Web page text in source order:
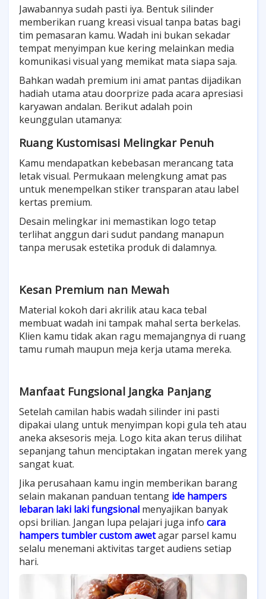
Jawabannya sudah pasti iya. Bentuk silinder
memberikan ruang kreasi visual tanpa batas bagi
tim pemasaran kamu. Wadah ini bukan sekadar
tempat menyimpan kue kering melainkan media
komunikasi visual yang memikat mata siapa saja.
Bahkan wadah premium ini amat pantas dijadikan
hadiah utama atau doorprize pada acara apresiasi
karyawan andalan. Berikut adalah poin
keunggulan utamanya:
Ruang Kustomisasi Melingkar Penuh
Kamu mendapatkan kebebasan merancang tata
letak visual. Permukaan melengkung amat pas
untuk menempelkan stiker transparan atau label
kertas premium.
Desain melingkar ini memastikan logo tetap
terlihat anggun dari sudut pandang manapun
tanpa merusak estetika produk di dalamnya.
Kesan Premium nan Mewah
Material kokoh dari akrilik atau kaca tebal
membuat wadah ini tampak mahal serta berkelas.
Klien kamu tidak akan ragu memajangnya di ruang
tamu rumah maupun meja kerja utama mereka.
Manfaat Fungsional Jangka Panjang
Setelah camilan habis wadah silinder ini pasti
dipakai ulang untuk menyimpan kopi gula teh atau
aneka aksesoris meja. Logo kita akan terus dilihat
sepanjang tahun menciptakan ingatan merek yang
sangat kuat.
Jika perusahaan kamu ingin memberikan barang
selain makanan panduan tentang ide hampers
lebaran laki laki fungsional menyajikan banyak
opsi brilian. Jangan lupa pelajari juga info cara
hampers tumbler custom awetagar parsel kamu
selalu menemani aktivitas target audiens setiap
hari.